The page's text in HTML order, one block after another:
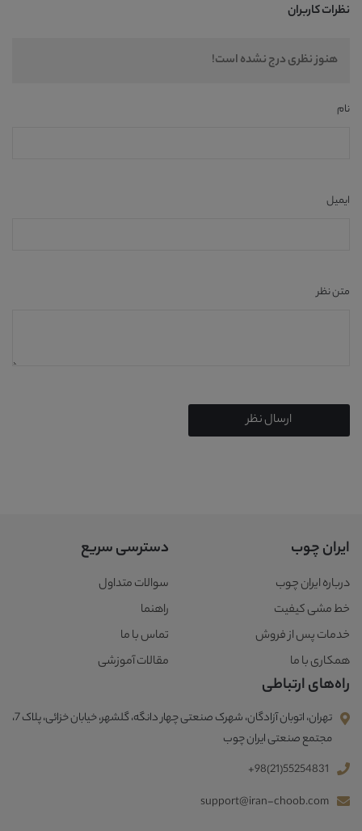
نظرات کاربران
هنوز نظری درج نشده است!
نام
ایمیل
متن نظر
ارسال نظر
ایران چوب
درباره ایران چوب
خط مشی کیفیت
خدمات پس از فروش
همکاری با ما
دسترسی سریع
سوالات متداول
راهنما
تماس با ما
مقالات آموزشی
راه‌های ارتباطی
تهران، اتوبان آزادگان، شهرک صنعتی چهار دانگه، گلشهر، خیابان خزائی، پلاک 7،
مجتمع صنعتی ایران چوب
+98(21)55254831
support@iran-choob.com